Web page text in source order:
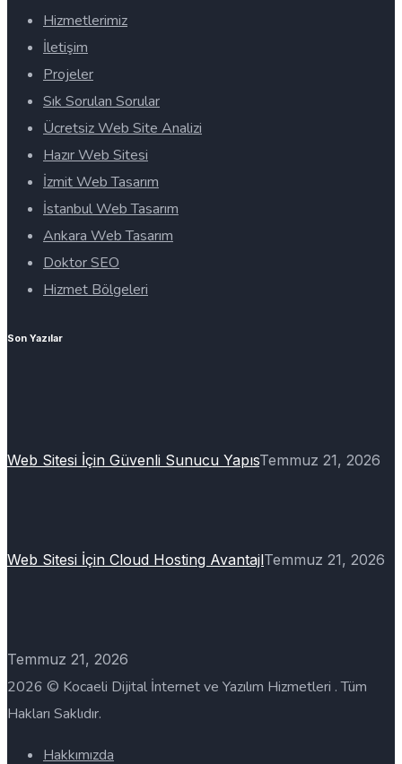
Hizmetlerimiz
İletişim
Projeler
Sık Sorulan Sorular
Ücretsiz Web Site Analizi
Hazır Web Sitesi
İzmit Web Tasarım
İstanbul Web Tasarım
Ankara Web Tasarım
Doktor SEO
Hizmet Bölgeleri
Son Yazılar
Web Sitesi İçin Güvenli Sunucu YapısTemmuz 21, 2026
Web Sitesi İçin Cloud Hosting AvantajlTemmuz 21, 2026
Temmuz 21, 2026
2026 © Kocaeli Dijital İnternet ve Yazılım Hizmetleri . Tüm
Hakları Saklıdır.
Hakkımızda